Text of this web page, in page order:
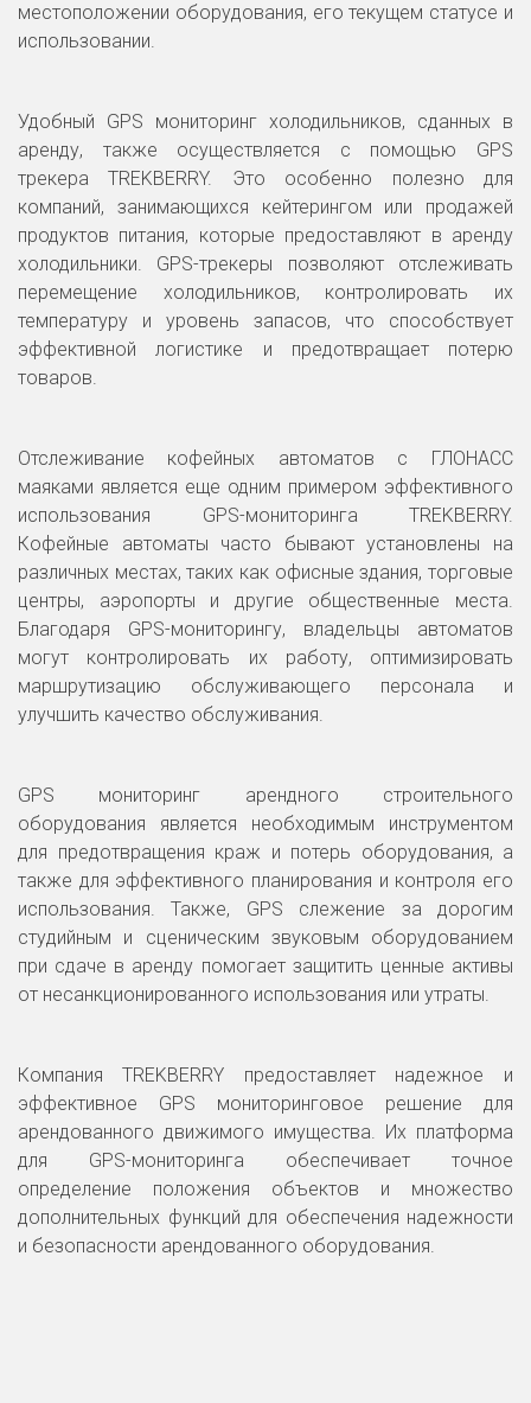
местоположении оборудования, его текущем статусе и
использовании.
Удобный GPS мониторинг холодильников, сданных в
аренду, также осуществляется с помощью GPS
трекера TREKBERRY. Это особенно полезно для
компаний, занимающихся кейтерингом или продажей
продуктов питания, которые предоставляют в аренду
холодильники. GPS-трекеры позволяют отслеживать
перемещение холодильников, контролировать их
температуру и уровень запасов, что способствует
эффективной логистике и предотвращает потерю
товаров.
Отслеживание кофейных автоматов с ГЛОНАСС
маяками является еще одним примером эффективного
использования GPS-мониторинга TREKBERRY.
Кофейные автоматы часто бывают установлены на
различных местах, таких как офисные здания, торговые
центры, аэропорты и другие общественные места.
Благодаря GPS-мониторингу, владельцы автоматов
могут контролировать их работу, оптимизировать
маршрутизацию обслуживающего персонала и
улучшить качество обслуживания.
GPS мониторинг арендного строительного
оборудования является необходимым инструментом
для предотвращения краж и потерь оборудования, а
также для эффективного планирования и контроля его
использования. Также, GPS слежение за дорогим
студийным и сценическим звуковым оборудованием
при сдаче в аренду помогает защитить ценные активы
от несанкционированного использования или утраты.
Компания TREKBERRY предоставляет надежное и
эффективное GPS мониторинговое решение для
арендованного движимого имущества. Их платформа
для GPS-мониторинга обеспечивает точное
определение положения объектов и множество
дополнительных функций для обеспечения надежности
и безопасности арендованного оборудования.